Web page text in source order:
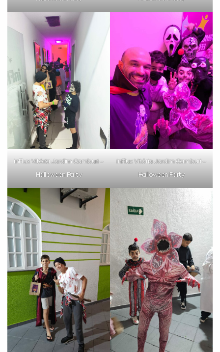
inFlux Vitória Jardim Camburi –
Halloween Party
inFlux Vitória Jardim Camburi –
Halloween Party